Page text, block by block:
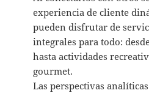
experiencia de cliente
pueden disfrutar de
integrales para todo:
hasta actividades
gourmet.
Las perspectivas